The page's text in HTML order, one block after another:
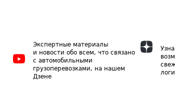
Экспертные материалы
и новости обо всем, что связано
с автомобильными
грузоперевозками, на нашем
Дзене